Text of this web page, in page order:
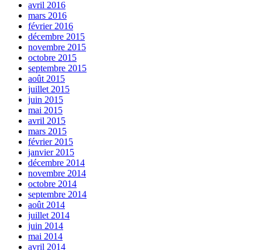
avril 2016
mars 2016
février 2016
décembre 2015
novembre 2015
octobre 2015
septembre 2015
août 2015
juillet 2015
juin 2015
mai 2015
avril 2015
mars 2015
février 2015
janvier 2015
décembre 2014
novembre 2014
octobre 2014
septembre 2014
août 2014
juillet 2014
juin 2014
mai 2014
avril 2014